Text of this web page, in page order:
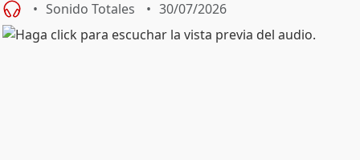
Sonido Totales 30/07/2026